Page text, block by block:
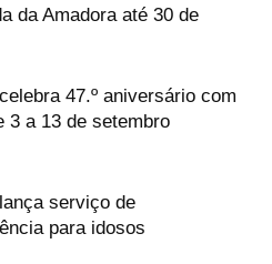
da Amadora até 30 de
47.º aniversário com
3 a 13 de setembro
serviço de
para idosos